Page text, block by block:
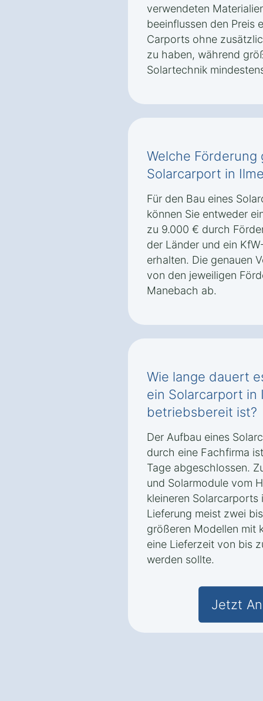
verwendeten
beeinflussen den Preis
Carports ohne
zu haben, während
Solartechnik
Welche
Solarcarport in
Für den Bau eines
können Sie entweder
zu 9.000 € durch
der Länder und ein
erhalten. Die genauen
von den jeweiligen
Manebach ab.
Wie lange dauert
ein Solarcarport in
betriebsbereit ist?
Der Aufbau eines
durch eine Fachfirma
Tage abgeschlossen.
und Solarmodule vom
kleineren
Lieferung meist zwei
größeren Modellen mit
eine Lieferzeit von bis
werden sollte.
Jetzt